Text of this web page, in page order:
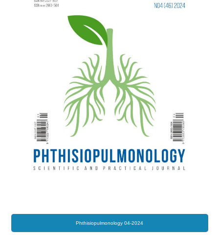
Phthisiopulmonology 04-2024